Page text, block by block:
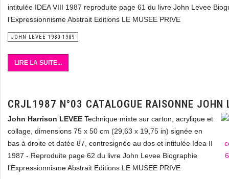
intitulée IDEA VIII 1987 reproduite page 61 du livre John Levee
l’Expressionnisme Abstrait Editions LE MUSEE PRIVE
JOHN LEVEE 1980-1989
LIRE LA SUITE...
CRJL1987 N°03 CATALOGUE RAISONNE JOHN
John Harrison LEVEE Technique mixte sur carton, acrylique et
collage, dimensions 75 x 50 cm (29,63 x 19,75 in) signée en
bas à droite et datée 87, contresignée au dos et intitulée Idea II
1987 - Reproduite page 62 du livre John Levee Biographie
l’Expressionnisme Abstrait Editions LE MUSEE PRIVE